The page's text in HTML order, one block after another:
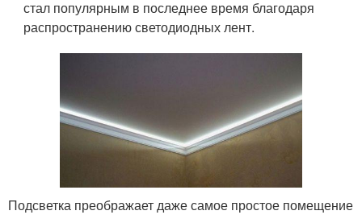
стал популярным в последнее время благодаря
распространению светодиодных лент.
Подсветка преображает даже самое простое помещение